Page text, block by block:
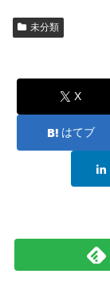
未分類
X
はてブ